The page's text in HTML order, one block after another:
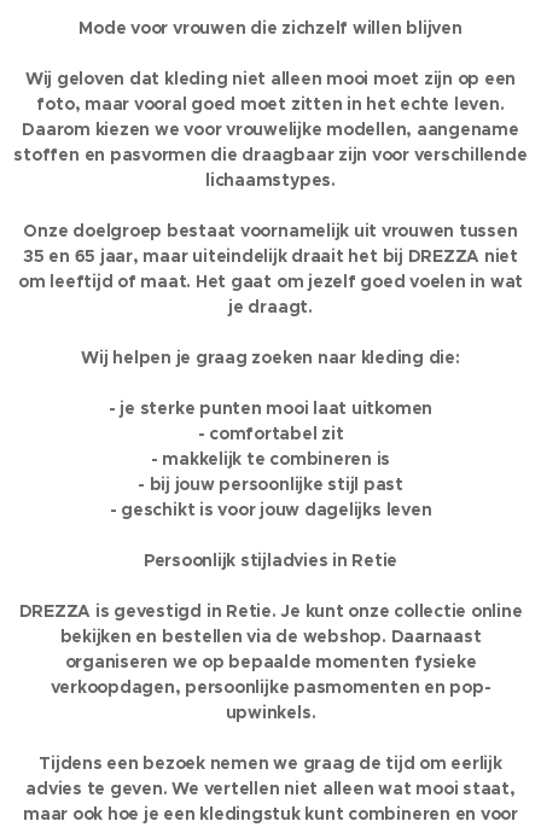
Mode voor vrouwen die zichzelf willen blijven
Wij geloven dat kleding niet alleen mooi moet zijn op een
foto, maar vooral goed moet zitten in het echte leven.
Daarom kiezen we voor vrouwelijke modellen, aangename
stoffen en pasvormen die draagbaar zijn voor verschillende
lichaamstypes.
Onze doelgroep bestaat voornamelijk uit vrouwen tussen
35 en 65 jaar, maar uiteindelijk draait het bij DREZZA niet
om leeftijd of maat. Het gaat om jezelf goed voelen in wat
je draagt.
Wij helpen je graag zoeken naar kleding die:
- je sterke punten mooi laat uitkomen
- comfortabel zit
- makkelijk te combineren is
- bij jouw persoonlijke stijl past
- geschikt is voor jouw dagelijks leven
Persoonlijk stijladvies in Retie
DREZZA is gevestigd in Retie. Je kunt onze collectie online
bekijken en bestellen via de webshop. Daarnaast
organiseren we op bepaalde momenten fysieke
verkoopdagen, persoonlijke pasmomenten en pop-
upwinkels.
Tijdens een bezoek nemen we graag de tijd om eerlijk
advies te geven. We vertellen niet alleen wat mooi staat,
maar ook hoe je een kledingstuk kunt combineren en voor